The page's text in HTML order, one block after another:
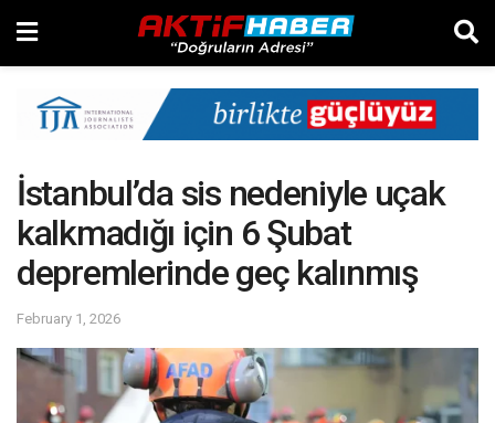
İstanbul’da sis nedeniyle uçak
kalkmadığı için 6 Şubat
depremlerinde geç kalınmış
February 1, 2026